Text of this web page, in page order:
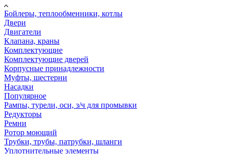
Бойлеры, теплообменники, котлы
Двери
Двигатели
Клапана, краны
Комплектующие
Комплектующие дверей
Корпусные принадлежности
Муфты, шестерни
Насадки
Популярное
Рампы, турели, оси, з/ч для промывки
Редукторы
Ремни
Ротор моющий
Трубки, трубы, патрубки, шланги
Уплотнительные элементы